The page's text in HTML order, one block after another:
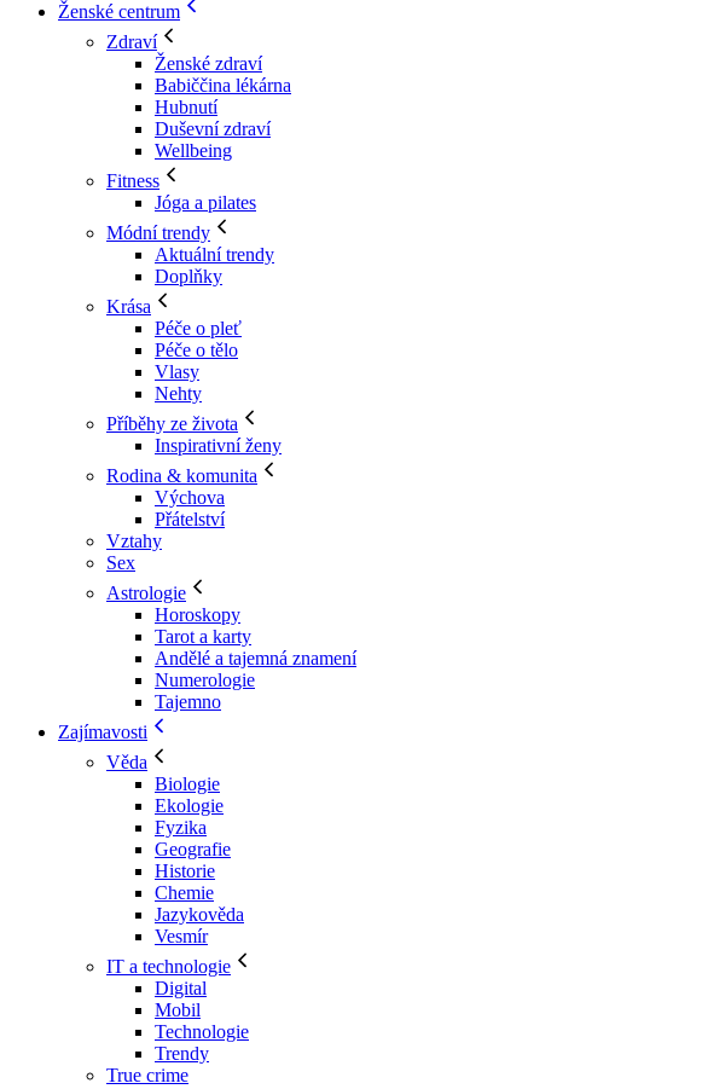
Ženské centrum
Zdraví
Ženské zdraví
Babiččina lékárna
Hubnutí
Duševní zdraví
Wellbeing
Fitness
Jóga a pilates
Módní trendy
Aktuální trendy
Doplňky
Krása
Péče o pleť
Péče o tělo
Vlasy
Nehty
Příběhy ze života
Inspirativní ženy
Rodina & komunita
Výchova
Přátelství
Vztahy
Sex
Astrologie
Horoskopy
Tarot a karty
Andělé a tajemná znamení
Numerologie
Tajemno
Zajímavosti
Věda
Biologie
Ekologie
Fyzika
Geografie
Historie
Chemie
Jazykověda
Vesmír
IT a technologie
Digital
Mobil
Technologie
Trendy
True crime